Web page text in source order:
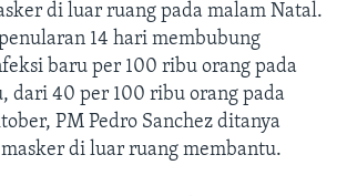
di luar ruang pada malam Natal.
14 hari membubung
baru per 100 ribu orang pada
dari 40 per 100 ribu orang pada
PM Pedro Sanchez ditanya
di luar ruang membantu.